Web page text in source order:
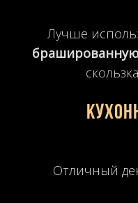
Лучше
Отличный